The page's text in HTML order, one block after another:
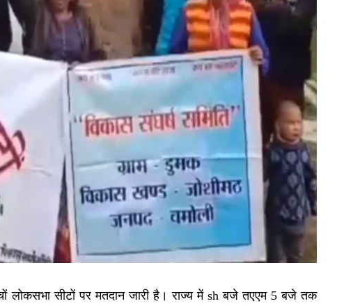
सीटों पर मतदान जारी है। राज्य में sh बजे तएएम 5 बजे तक